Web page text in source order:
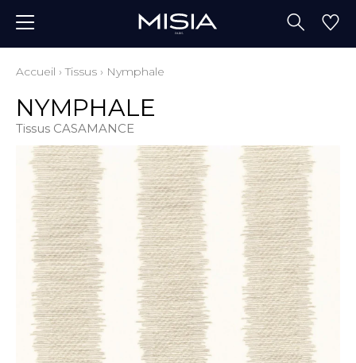
Accueil ›Tissus › Nymphale
NYMPHALE
Tissus CASAMANCE